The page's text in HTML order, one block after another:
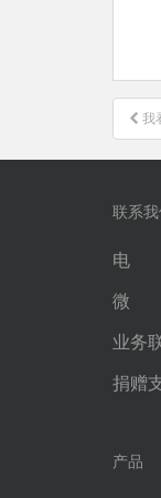
文
章
导
我
联系我
电
微
业务
捐赠
产品